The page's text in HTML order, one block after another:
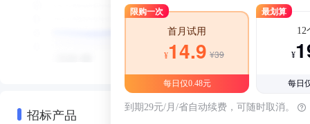
招标产品
限购一次
首月试用
¥14.9 ¥39
每日仅0.48元
最划算
12
¥
每日
到期29元/月/省自动续费，可随时取消。